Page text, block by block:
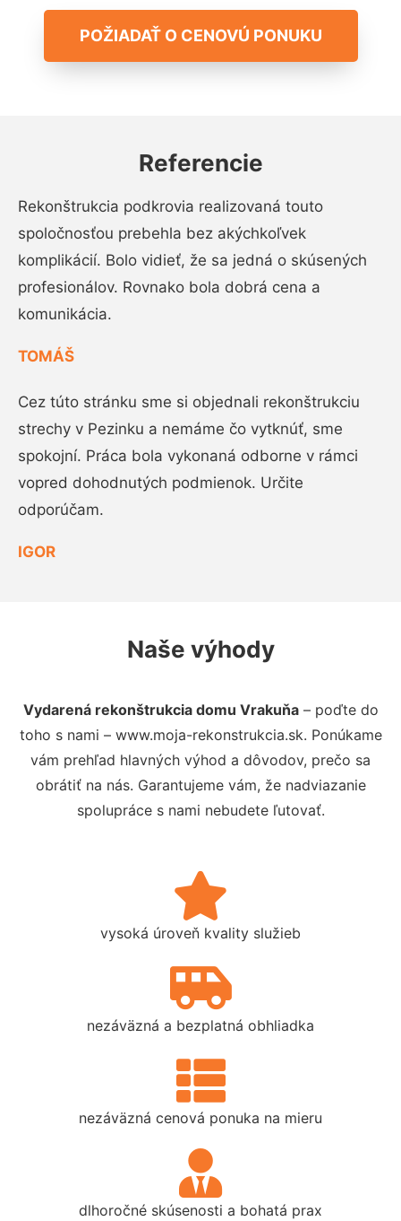
POŽIADAŤ O CENOVÚ PONUKU
Referencie
Rekonštrukcia podkrovia realizovaná touto
spoločnosťou prebehla bez akýchkoľvek
komplikácií. Bolo vidieť, že sa jedná o skúsených
profesionálov. Rovnako bola dobrá cena a
komunikácia.
TOMÁŠ
Cez túto stránku sme si objednali rekonštrukciu
strechy v Pezinku a nemáme čo vytknúť, sme
spokojní. Práca bola vykonaná odborne v rámci
vopred dohodnutých podmienok. Určite
odporúčam.
IGOR
Naše výhody
Vydarená rekonštrukcia domu Vrakuňa– poďte do
toho s nami – www.moja-rekonstrukcia.sk. Ponúkame
vám prehľad hlavných výhod a dôvodov, prečo sa
obrátiť na nás. Garantujeme vám, že nadviazanie
spolupráce s nami nebudete ľutovať.
vysoká úroveň kvality služieb
nezáväzná a bezplatná obhliadka
nezáväzná cenová ponuka na mieru
dlhoročné skúsenosti a bohatá prax